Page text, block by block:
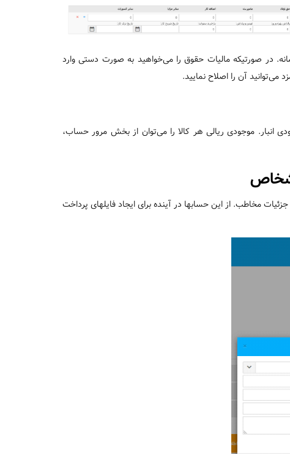
در صورتیکه مالیات حقوق را می‌خواهید به صورت دستی وارد
آن را اصلاح نمایید.
انبار. موجودی ریالی هر کالا را می‌توان از بخش مرور حساب،
مخاطب. از این حسابها در آینده برای ایجاد فایلهای پرداخت